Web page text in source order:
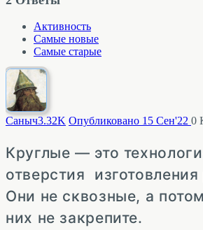
Активность
Самые новые
Самые старые
Саныч3.32K Опубликовано 15 Сен'22 0
Круглые — это
отверстия
Они не сквозные, а
них не закрепите.